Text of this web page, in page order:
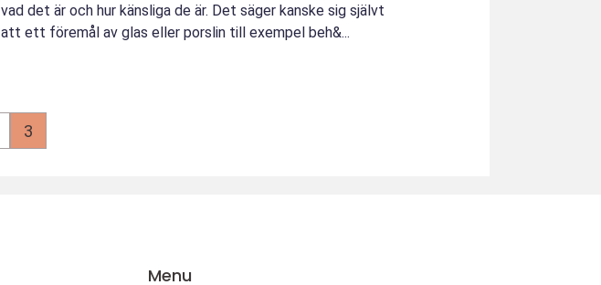
vad det är och hur känsliga de är. Det säger kanske sig självt
att ett föremål av glas eller porslin till exempel beh&...
3
Menu